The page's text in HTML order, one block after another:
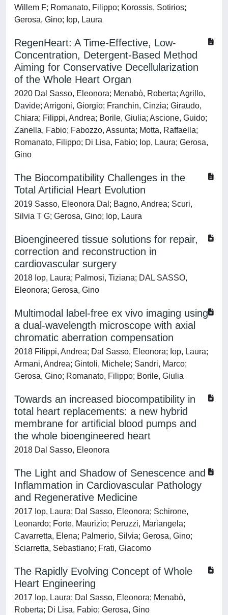
Willem F; Romanato, Filippo; Korossis, Sotirios;
Gerosa, Gino; Iop, Laura
RegenHeart: A Time-Effective, Low-
Concentration, Detergent-Based Method
Aiming for Conservative Decellularization
of the Whole Heart Organ
2020 Dal Sasso, Eleonora; Menabò, Roberta; Agrillo,
Davide; Arrigoni, Giorgio; Franchin, Cinzia; Giraudo,
Chiara; Filippi, Andrea; Borile, Giulia; Ascione, Guido;
Zanella, Fabio; Fabozzo, Assunta; Motta, Raffaella;
Romanato, Filippo; Di Lisa, Fabio; Iop, Laura; Gerosa,
Gino
The Biocompatibility Challenges in the
Total Artificial Heart Evolution
2019 Sasso, Eleonora Dal; Bagno, Andrea; Scuri,
Silvia T G; Gerosa, Gino; Iop, Laura
Bioengineered tissue solutions for repair,
correction and reconstruction in
cardiovascular surgery
2018 Iop, Laura; Palmosi, Tiziana; DAL SASSO,
Eleonora; Gerosa, Gino
Multimodal label-free ex vivo imaging using
a dual-wavelength microscope with axial
chromatic aberration compensation
2018 Filippi, Andrea; Dal Sasso, Eleonora; Iop, Laura;
Armani, Andrea; Gintoli, Michele; Sandri, Marco;
Gerosa, Gino; Romanato, Filippo; Borile, Giulia
Towards an increased biocompatibility in
total heart replacements: a new hybrid
membrane for artificial blood pumps and
the whole bioengineered heart
2018 Dal Sasso, Eleonora
The Light and Shadow of Senescence and
Inflammation in Cardiovascular Pathology
and Regenerative Medicine
2017 Iop, Laura; Dal Sasso, Eleonora; Schirone,
Leonardo; Forte, Maurizio; Peruzzi, Mariangela;
Cavarretta, Elena; Palmerio, Silvia; Gerosa, Gino;
Sciarretta, Sebastiano; Frati, Giacomo
The Rapidly Evolving Concept of Whole
Heart Engineering
2017 Iop, Laura; Dal Sasso, Eleonora; Menabò,
Roberta; Di Lisa, Fabio; Gerosa, Gino